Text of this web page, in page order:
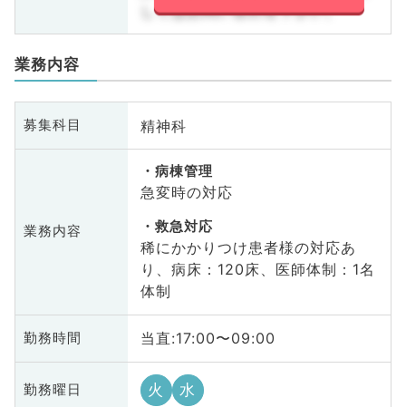
しくはお問い合わせ下さい。
業務内容
募集科目 精神科
業務内容
病棟管理
急変時の対応
救急対応
稀にかかりつけ患者様の対応あ
り、病床：120床、医師体制：1名
体制
勤務時間 当直:17:00〜09:00
勤務曜日 火 水